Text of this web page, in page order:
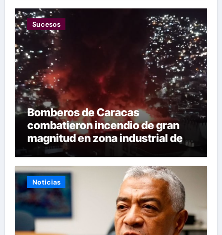
Sucesos
Bomberos de Caracas
combatieron incendio de gran
magnitud en zona industrial de El
Llanito
Noticias